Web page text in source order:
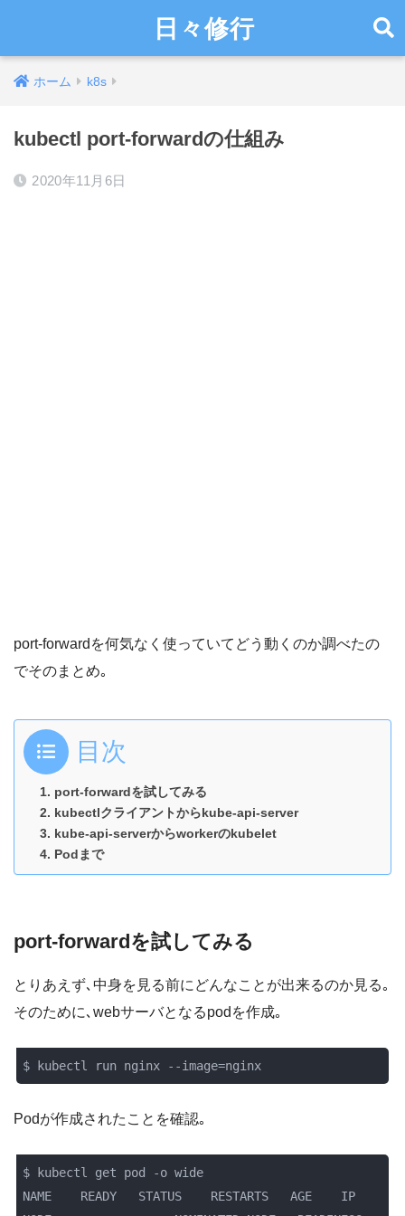
日々修行
ホーム k8s
kubectl port-forwardの仕組み
2020年11月6日
port-forwardを何気なく使っていてどう動くのか調べたの
でそのまとめ｡
目次
port-forwardを試してみる
kubectlクライアントからkube-api-server
kube-api-serverからworkerのkubelet
Podまで
port-forwardを試してみる
とりあえず､中身を見る前にどんなことが出来るのか見る｡
そのために､webサーバとなるpodを作成｡
$ kubectl run nginx --image=nginx
Podが作成されたことを確認｡
$ kubectl get pod -o wide
NAME    READY   STATUS    RESTARTS   AGE    IP